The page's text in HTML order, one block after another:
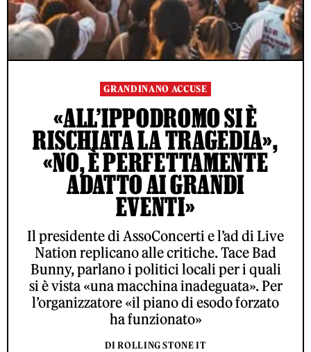
GRANDINANO ACCUSE
«ALL’IPPODROMO SI È
RISCHIATA LA TRAGEDIA»,
«NO, È PERFETTAMENTE
ADATTO AI GRANDI
EVENTI»
Il presidente di AssoConcerti e l’ad di Live
Nation replicano alle critiche. Tace Bad
Bunny, parlano i politici locali per i quali
si è vista «una macchina inadeguata». Per
l’organizzatore «il piano di esodo forzato
ha funzionato»
DI ROLLING STONE IT